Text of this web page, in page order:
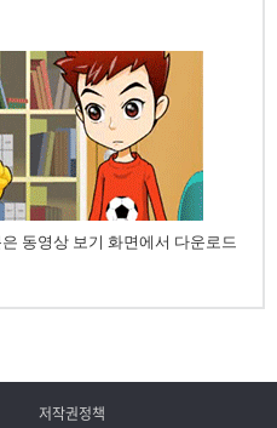
동영상 보기 화면에서 다운로드
저작권정책